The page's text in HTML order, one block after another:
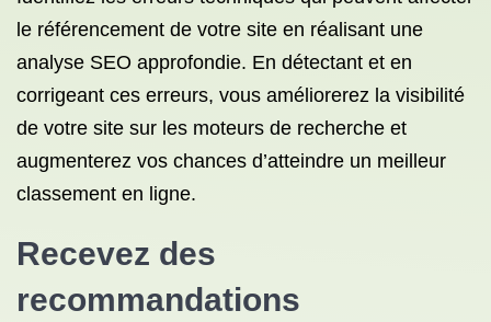
le référencement de votre site en réalisant une
analyse SEO approfondie. En détectant et en
corrigeant ces erreurs, vous améliorerez la visibilité
de votre site sur les moteurs de recherche et
augmenterez vos chances d’atteindre un meilleur
classement en ligne.
Recevez des
recommandations